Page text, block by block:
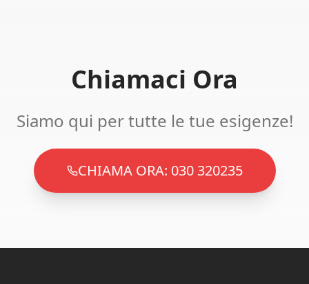
Chiamaci Ora
Siamo qui per tutte le tue esigenze!
CHIAMA ORA: 030 320235